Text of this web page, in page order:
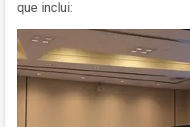
que inclui: